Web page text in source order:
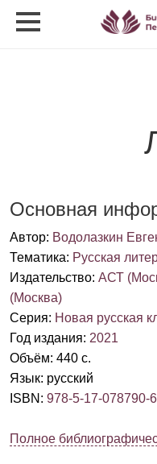
Основная
Автор: Водолазкин
Тематика: Русская
Издательство: АСТ
(Москва)
Серия: Новая русская
Год издания: 2021
Объём: 440 с.
Язык: русский
ISBN : 978-5-17-078790-6
Полное